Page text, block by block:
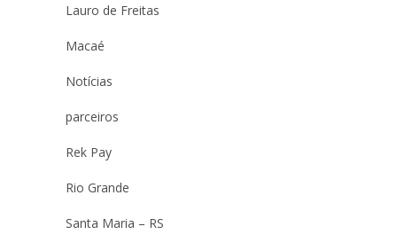
Lauro de Freitas
Macaé
Notícias
parceiros
Rek Pay
Rio Grande
Santa Maria – RS